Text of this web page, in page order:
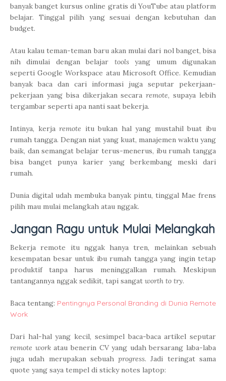
banyak banget kursus online gratis di YouTube atau platform
belajar. Tinggal pilih yang sesuai dengan kebutuhan dan
budget.
Atau kalau teman-teman baru akan mulai dari nol banget, bisa
nih dimulai dengan belajar toolsyang umum digunakan
seperti Google Workspace atau Microsoft Office. Kemudian
banyak baca dan cari informasi juga seputar pekerjaan-
pekerjaan yang bisa dikerjakan secararemote, supaya lebih
tergambar seperti apa nanti saat bekerja.
Intinya, kerjaremote itu bukan hal yang mustahil buat ibu
rumah tangga. Dengan niat yang kuat, manajemen waktu yang
baik, dan semangat belajar terus-menerus, ibu rumah tangga
bisa banget punya karier yang berkembang meski dari
rumah.
Dunia digital udah membuka banyak pintu, tinggal Mae frens
pilih mau mulai melangkah atau nggak.
Jangan Ragu untuk Mulai Melangkah
Bekerja remote itu nggak hanya tren, melainkan sebuah
kesempatan besar untuk ibu rumah tangga yang ingin tetap
produktif tanpa harus meninggalkan rumah. Meskipun
tantangannya nggak sedikit, tapi sangat worth to try.
Baca tentang: Pentingnya Personal Branding di Dunia Remote
Work
Dari hal-hal yang kecil, sesimpel baca-baca artikel seputar
remote workatau benerin CV yang udah bersarang laba-laba
juga udah merupakan sebuahprogress. Jadi teringat sama
quote yang saya tempel di sticky notes laptop: